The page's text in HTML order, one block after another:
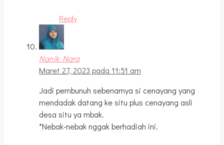
Reply
Nanik Nara
Maret 27, 2023 pada 11:51 am
Jadi pembunuh sebenarnya si cenayang yang
mendadak datang ke situ plus cenayang asli
desa situ ya mbak.
*Nebak-nebak nggak berhadiah ini.